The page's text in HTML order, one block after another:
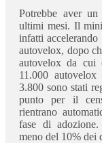
Potrebbe aver
ultimi mesi. Il
infatti
autovelox, dopo
autovelox da cui
11.000
3.800 sono stati
punto per il
rientrano
fase di adozione.
meno del 10% dei